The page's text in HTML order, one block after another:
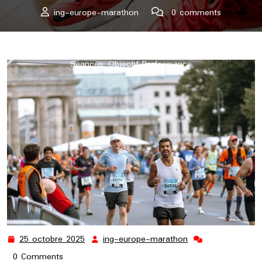
ing-europe-marathon
0 comments
ing-europe-marathon.lu>>3 semaines,3h30,marathon,
Séances: Objectif Performance
25 octobre 2025 25 ing-europe-marathon ing-
0 Comments